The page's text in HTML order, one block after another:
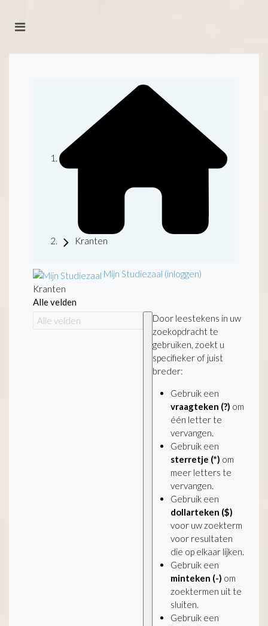
Kranten
Mijn Studiezaal (inloggen)
Kranten
Alle velden
Door leestekens in uw
zoekopdracht te
gebruiken, zoekt u
specifieker of juist
breder:
Gebruik een
vraagteken (?) om
één letter te
vervangen.
Gebruik een
sterretje (*) om
meer letters te
vervangen.
Gebruik een
dollarteken ($)
voor uw zoekterm
voor resultaten
die op elkaar lijken.
Gebruik een
minteken (-) om
zoektermen uit te
sluiten.
Gebruik een